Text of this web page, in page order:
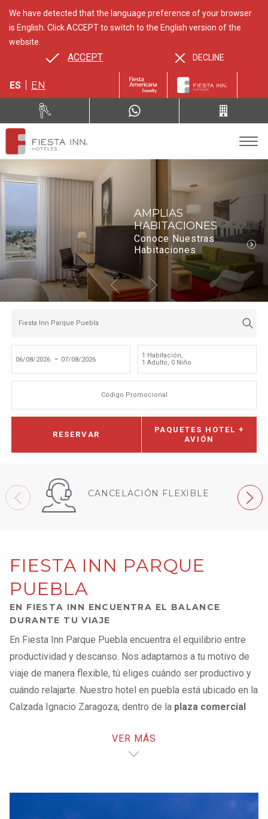
ES EN
We have detected that the language preference of your browser
is English. Click ACCEPT to switch to the English version of the
website.
ACCEPT DECLINE
Fiesta Inn Parque Puebla
- 1 Habitación,
1 Adulto, 0 Niño
Código Promocional
RESERVAR
PAQUETES HOTEL +
AVIÓN
AMPLIAS
HABITACIONES
Conoce Nuestras
Habitaciones
CANCELACIÓN FLEXIBLE
FIESTA INN PARQUE
PUEBLA
EN FIESTA INN ENCUENTRA EL BALANCE
DURANTE TU VIAJE
En Fiesta Inn Parque Puebla encuentra el equilibrio entre
productividad y descanso. Nos adaptamos a tu motivo de
viaje de manera flexible, tú eliges cuándo ser productivo y
cuándo relajarte. Nuestro hotel en puebla está ubicado en la
Calzada Ignacio Zaragoza, dentro de la plaza comercial
, a 10 minutos delcentro histórico
ubicación estratégica que te permitirá acceder a
Después de un día lleno de actividades, descansa en la
VER MÁS